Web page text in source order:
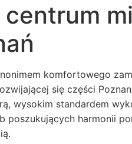
komfortowego
się części
wysokim standardem
poszukujących harmonii